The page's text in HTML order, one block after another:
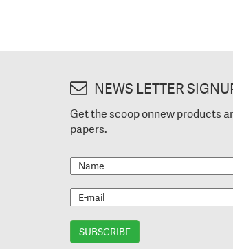
NEWS LETTER
Get the scoop onnew products
papers.